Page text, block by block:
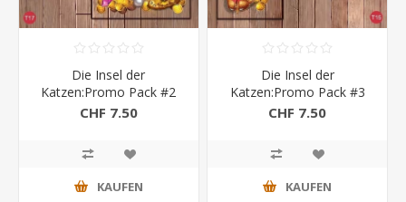
Die Insel der
Katzen:Promo Pack #2
mit exklusiver Promo
CHF 7.50
KAUFEN
Die Insel der
Katzen:Promo Pack #3
mit exklusiver Promo
CHF 7.50
KAUFEN